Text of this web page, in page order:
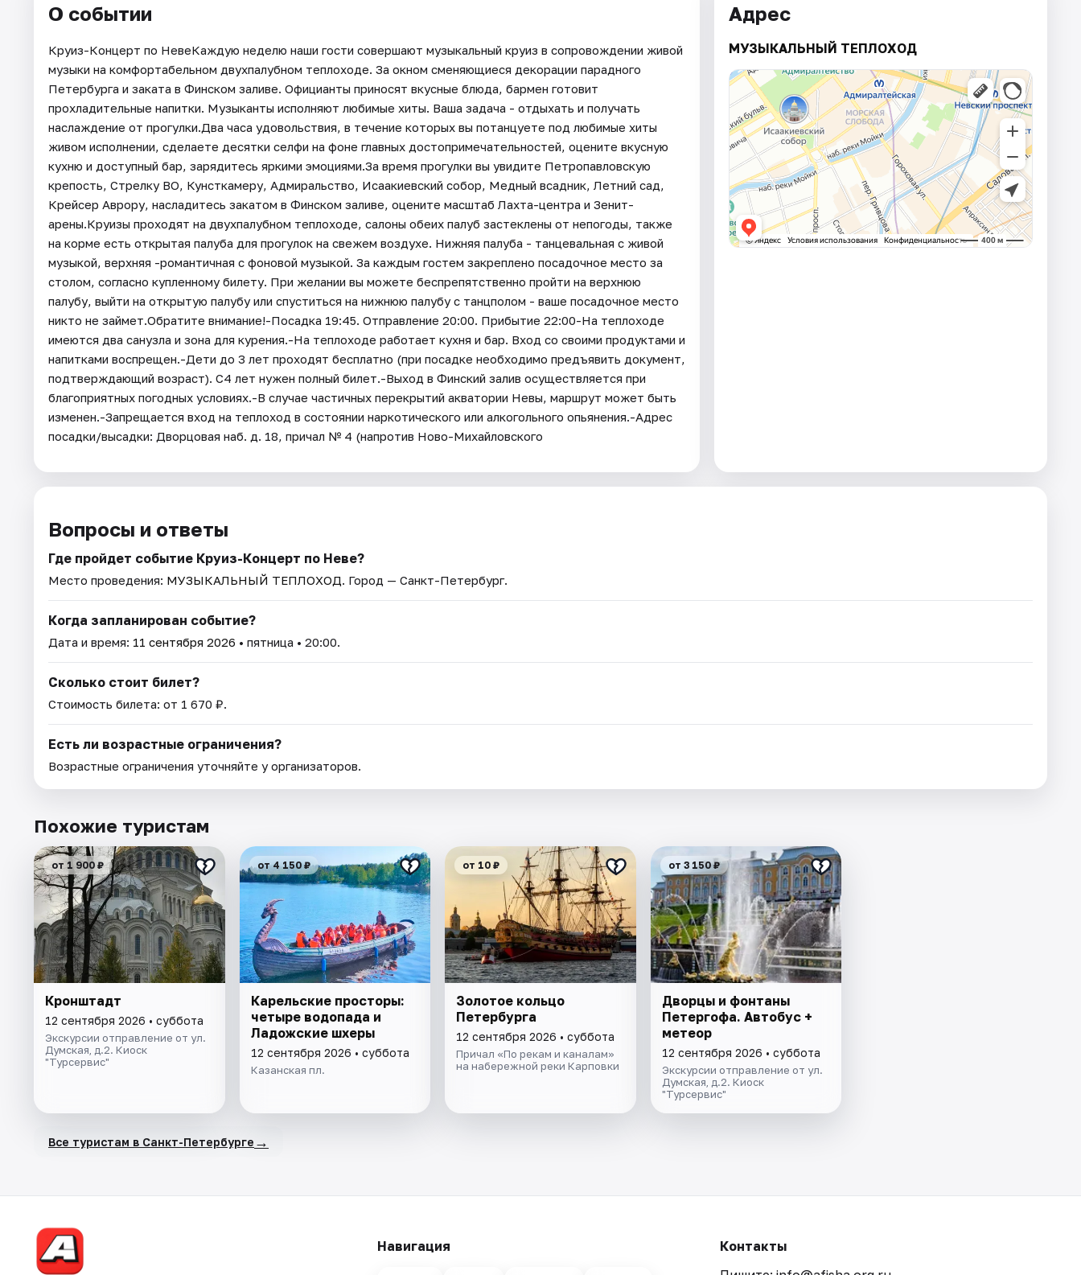
О событии
Круиз-Концерт по НевеКаждую неделю наши гости совершают музыкальный круиз в сопровождении живой
музыки на комфортабельном двухпалубном теплоходе. За окном сменяющиеся декорации парадного
Петербурга и заката в Финском заливе. Официанты приносят вкусные блюда, бармен готовит
прохладительные напитки. Музыканты исполняют любимые хиты. Ваша задача - отдыхать и получать
наслаждение от прогулки.Два часа удовольствия, в течение которых вы потанцуете под любимые хиты
живом исполнении, сделаете десятки селфи на фоне главных достопримечательностей, оцените вкусную
кухню и доступный бар, зарядитесь яркими эмоциями.За время прогулки вы увидите Петропавловскую
крепость, Стрелку ВО, Кунсткамеру, Адмиральство, Исаакиевский собор, Медный всадник, Летний сад,
Крейсер Аврору, насладитесь закатом в Финском заливе, оцените масштаб Лахта-центра и Зенит-
арены.Круизы проходят на двухпалубном теплоходе, салоны обеих палуб застеклены от непогоды, также
на корме есть открытая палуба для прогулок на свежем воздухе. Нижняя палуба - танцевальная с живой
музыкой, верхняя -романтичная с фоновой музыкой. За каждым гостем закреплено посадочное место за
столом, согласно купленному билету. При желании вы можете беспрепятственно пройти на верхнюю
палубу, выйти на открытую палубу или спуститься на нижнюю палубу с танцполом - ваше посадочное место
никто не займет.Обратите внимание!-Посадка 19:45. Отправление 20:00. Прибытие 22:00-На теплоходе
имеются два санузла и зона для курения.-На теплоходе работает кухня и бар. Вход со своими продуктами и
напитками воспрещен.-Дети до 3 лет проходят бесплатно (при посадке необходимо предъявить документ,
подтверждающий возраст). С4 лет нужен полный билет.-Выход в Финский залив осуществляется при
благоприятных погодных условиях.-В случае частичных перекрытий акватории Невы, маршрут может быть
изменен.-Запрещается вход на теплоход в состоянии наркотического или алкогольного опьянения.-Адрес
посадки/высадки: Дворцовая наб. д. 18, причал № 4 (напротив Ново-Михайловского
Адрес
МУЗЫКАЛЬНЫЙ ТЕПЛОХОД
Вопросы и ответы
Где пройдет событие Круиз-Концерт по Неве?
Место проведения: МУЗЫКАЛЬНЫЙ ТЕПЛОХОД. Город — Санкт-Петербург.
Когда запланирован событие?
Дата и время: 11 сентября 2026 • пятница • 20:00.
Сколько стоит билет?
Стоимость билета: от 1 670 ₽.
Есть ли возрастные ограничения?
Возрастные ограничения уточняйте у организаторов.
Похожие туристам
от 1 900 ₽
Кронштадт
12 сентября 2026 • суббота
Экскурсии отправление от ул.
Думская, д.2. Киоск
"Турсервис"
от 4 150 ₽
Карельские просторы:
четыре водопада и
Ладожские шхеры
12 сентября 2026 • суббота
Казанская пл.
от 10 ₽
Золотое кольцо
Петербурга
12 сентября 2026 • суббота
Причал «По рекам и каналам»
на набережной реки Карповки
от 3 150 ₽
Дворцы и фонтаны
Петергофа. Автобус +
метеор
12 сентября 2026 • суббота
Экскурсии отправление от ул.
Думская, д.2. Киоск
"Турсервис"
Все туристам в Санкт-Петербурге →
Навигация
Контакты